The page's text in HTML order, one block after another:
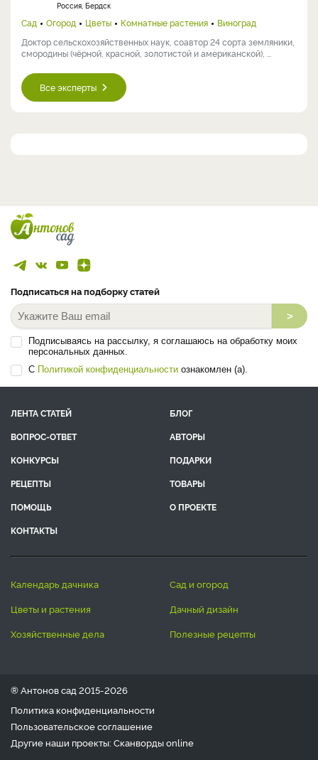
Россия, Бердск
Сад Огород Цветы Комнатные растения
Виноград
Доктор сельскохозяйственных наук, соавтор 24 сорта земляники,
смородины (чёрной, красной, золотистой и американской), ...
Все эксперты
Подписаться на подборку статей
>
Подписываясь на рассылку, я соглашаюсь на обработку моих
персональных данных.
С Политикой конфиденциальности ознакомлен (а).
ЛЕНТА СТАТЕЙ
БЛОГ
ВОПРОС-ОТВЕТ
АВТОРЫ
КОНКУРСЫ
ПОДАРКИ
РЕЦЕПТЫ
ТОВАРЫ
ПОМОЩЬ
О ПРОЕКТЕ
КОНТАКТЫ
календарь дачника
сад и огород
цветы и растения
дачный дизайн
хозяйственные дела
полезные рецепты
® Антонов сад 2015-2026
Политика конфиденциальности
Пользовательское соглашение
Другие наши проекты: Сканвордыonline